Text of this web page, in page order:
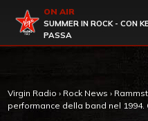
Virgin Radio
ON AIR
SUMMER IN ROCK - CON
PASSA
Virgin Radio › Rock News ›
performance della band nel 1994.